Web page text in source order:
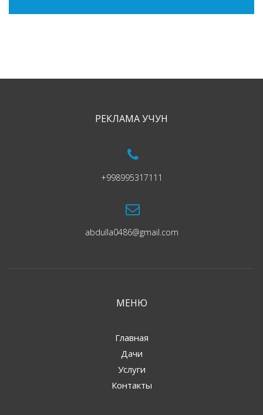
РЕКЛАМА УЧУН
+998995317111
abdulla0486@gmail.com
МЕНЮ
Главная
Дачи
Услуги
Контакты